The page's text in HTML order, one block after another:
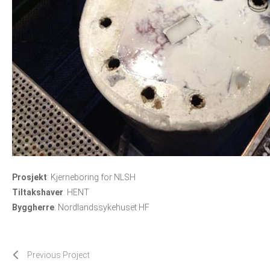
Prosjekt: Kjerneboring for NLSH
Tiltakshaver: HENT
Byggherre: Nordlandssykehuset HF
Previous Project